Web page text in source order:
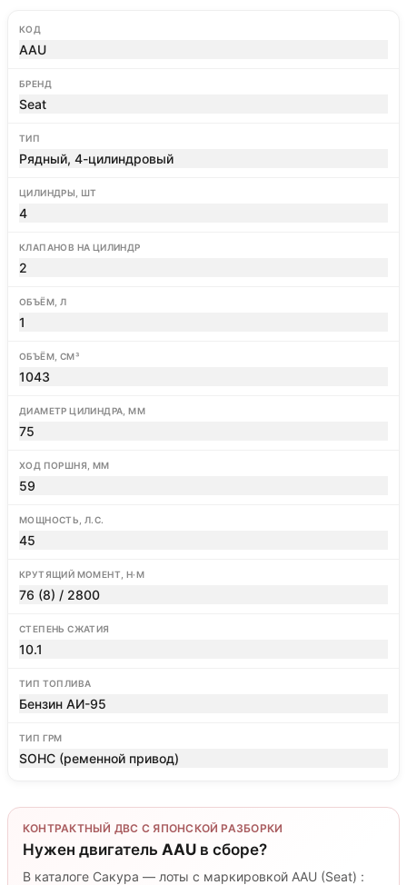
КОД
AAU
БРЕНД
Seat
ТИП
Рядный, 4-цилиндровый
ЦИЛИНДРЫ, ШТ
4
КЛАПАНОВ НА ЦИЛИНДР
2
ОБЪЁМ, Л
1
ОБЪЁМ, СМ³
1043
ДИАМЕТР ЦИЛИНДРА, ММ
75
ХОД ПОРШНЯ, ММ
59
МОЩНОСТЬ, Л.С.
45
КРУТЯЩИЙ МОМЕНТ, Н·М
76 (8) / 2800
СТЕПЕНЬ СЖАТИЯ
10.1
ТИП ТОПЛИВА
Бензин АИ-95
ТИП ГРМ
SOHC (ременной привод)
КОНТРАКТНЫЙ ДВС С ЯПОНСКОЙ РАЗБОРКИ
Нужен двигатель AAU в сборе?
В каталоге Сакура — лоты с маркировкой AAU (Seat) :